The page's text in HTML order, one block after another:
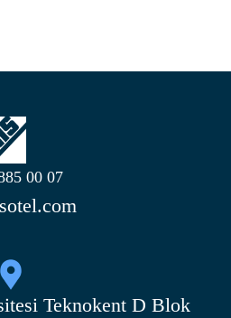
00 07
Teknokent D Blok